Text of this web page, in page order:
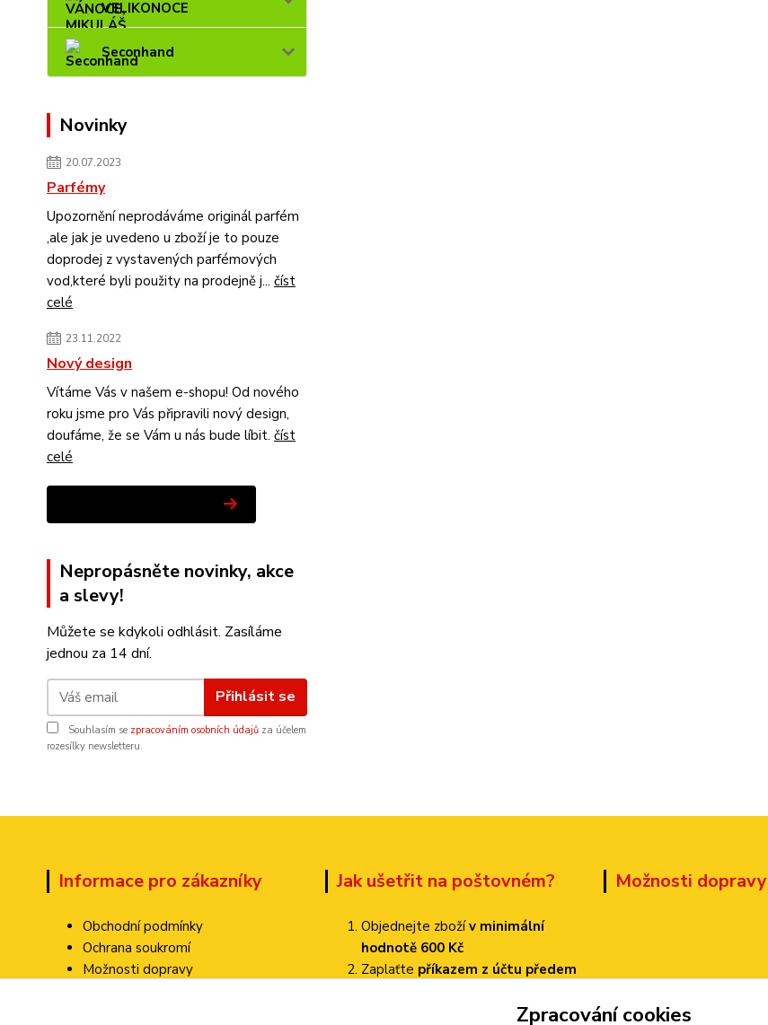
VELIKONOCE
Seconhand
Novinky
20.07.2023
Parfémy
Upozornění neprodáváme originál parfém
,ale jak je uvedeno u zboží je to pouze
doprodej z vystavených parfémových
vod,které byli použity na prodejně j... číst
celé
23.11.2022
Nový design
Vítáme Vás v našem e-shopu! Od nového
roku jsme pro Vás připravili nový design,
doufáme, že se Vám u nás bude líbit. číst
celé
Nepropásněte novinky, akce
a slevy!
Můžete se kdykoli odhlásit. Zasíláme
jednou za 14 dní.
Přihlásit se
Souhlasím se zpracováním osobních údajů za účelem
rozesílky newsletteru.
Informace pro zákazníky
Obchodní podmínky
Ochrana soukromí
Možnosti dopravy
Jak ušetřit na poštovném?
Objednejte zbožív minimální
hodnotě 600 Kč
Zaplaťte příkazem z účtu předem
Možnosti dopravy
Zpracování cookies